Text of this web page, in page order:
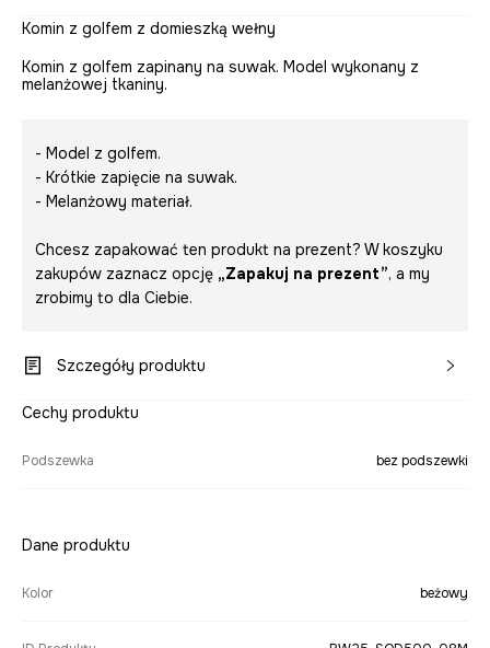
Komin z golfem z domieszką wełny
Komin z golfem zapinany na suwak. Model wykonany z
melanżowej tkaniny.
- Model z golfem.
- Krótkie zapięcie na suwak.
- Melanżowy materiał.
Chcesz zapakować ten produkt na prezent? W koszyku
zakupów zaznacz opcję „Zapakuj na prezent”, a my
zrobimy to dla Ciebie.
Szczegóły produktu
Cechy produktu
Podszewka bez podszewki
Dane produktu
Kolor beżowy